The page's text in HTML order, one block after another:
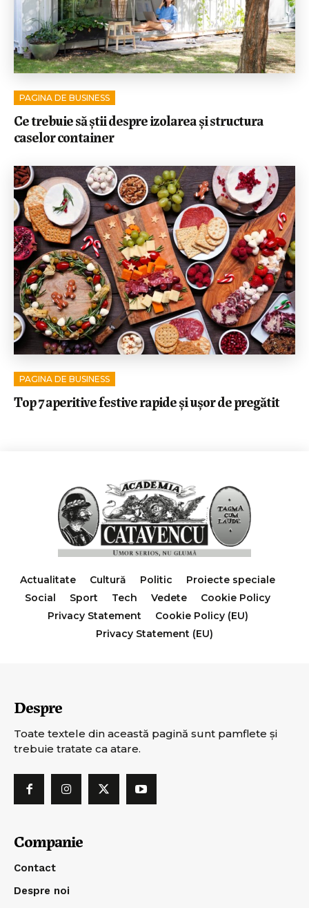
PAGINA DE BUSINESS
Ce trebuie să știi despre izolarea și structura
caselor container
PAGINA DE BUSINESS
Top 7 aperitive festive rapide și ușor de pregătit
Actualitate Cultură Politic
Proiecte speciale
Social
Sport Tech Vedete
Cookie Policy
Privacy Statement
Cookie Policy (EU)
Privacy Statement (EU)
Despre
Toate textele din această pagină sunt pamflete şi
trebuie tratate ca atare.
Companie
Contact
Despre noi